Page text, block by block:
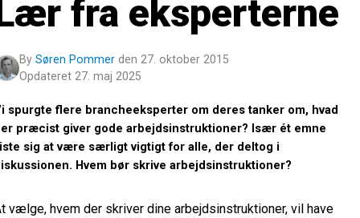
fra eksperterne
By Søren Pommer den 27. oktober 2015
Opdateret 27. maj 2025
spurgte flere brancheeksperter om deres tanker om, hvad
præcist giver gode arbejdsinstruktioner? Især ét emne
sig at være særligt vigtigt for alle, der deltog i
Hvem bør skrive arbejdsinstruktioner?
vælge, hvem der skriver dine arbejdsinstruktioner, vil have